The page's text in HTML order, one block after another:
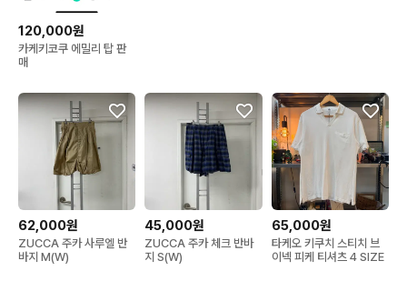
120,000원
카케키코쿠 에밀리 탑 판
매
62,000원
ZUCCA 주카 사루엘 반
바지 M(W)
45,000원
ZUCCA 주카 체크 반바
지 S(W)
65,000원
타케오 키쿠치 스티치 브
이넥 피케 티셔츠 4 SIZE